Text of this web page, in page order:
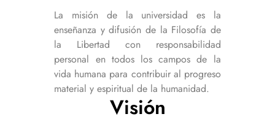
La misión de la universidad es la
enseñanza y difusión de la Filosofía de
la Libertad con responsabilidad
personal en todos los campos de la
vida humana para contribuir al progreso
material y espiritual de la humanidad.
Visión